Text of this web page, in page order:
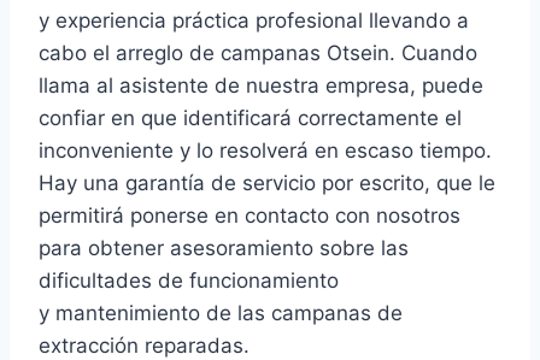
y experiencia práctica profesional llevando a
cabo el arreglo de campanas Otsein. Cuando
llama al asistente de nuestra empresa, puede
confiar en que identificará correctamente el
inconveniente y lo resolverá en escaso tiempo.
Hay una garantía de servicio por escrito, que le
permitirá ponerse en contacto con nosotros
para obtener asesoramiento sobre las
dificultades de funcionamiento
y mantenimiento de las campanas de
extracción reparadas.